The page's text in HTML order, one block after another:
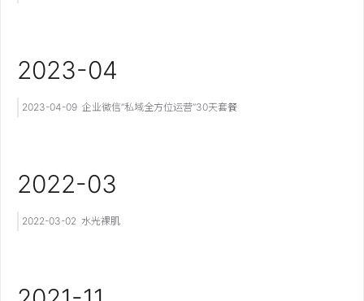
2023-04
2023-04-09 企业微信“私域全方位运营”30天套餐
2022-03
2022-03-02 水光裸肌